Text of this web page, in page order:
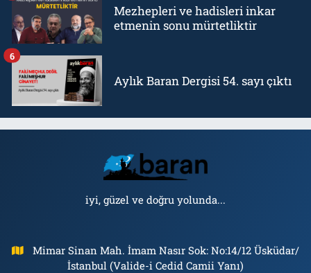
Mezhepleri ve hadisleri inkar
etmenin sonu mürtetliktir
Aylık Baran Dergisi 54. sayı çıktı
6
iyi, güzel ve doğru yolunda...
Mimar Sinan Mah. İmam Nasır Sok: No:14/12 Üsküdar/
İstanbul (Valide-i Cedid Camii Yanı)